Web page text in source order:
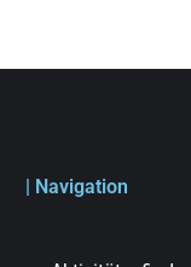
| Navigation